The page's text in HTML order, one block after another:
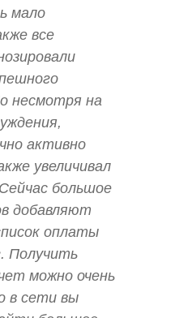
мало
все
несмотря на
активно
увеличивал
большое
добавляют
оплаты
Получить
можно очень
в сети вы